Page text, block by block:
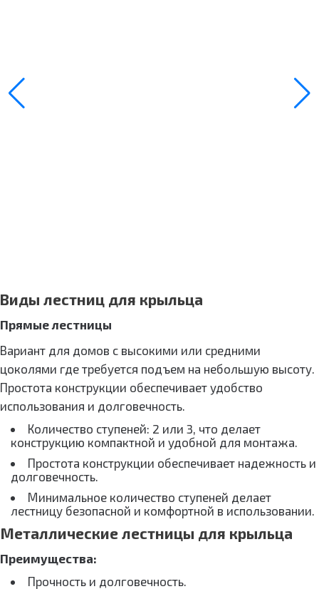
Виды лестниц для крыльца
Прямые лестницы
Вариант для домов с высокими или средними
цоколями где требуется подъем на небольшую высоту.
Простота конструкции обеспечивает удобство
использования и долговечность.
Количество ступеней: 2 или 3, что делает
конструкцию компактной и удобной для монтажа.
Простота конструкции обеспечивает надежность и
долговечность.
Минимальное количество ступеней делает
лестницу безопасной и комфортной в использовании.
Металлические лестницы для крыльца
Преимущества:
Прочность и долговечность.